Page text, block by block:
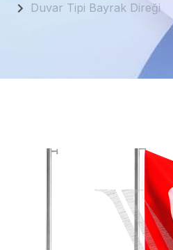
Duvar Tipi Bayrak Direği